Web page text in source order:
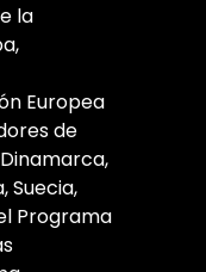
la
Europea
de
Suecia,
Programa